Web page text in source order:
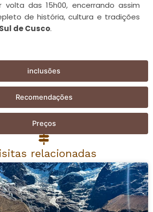
inclusões
Recomendações
Preços
volta das 15h00, encerrando assim
de história, cultura e tradições
de Cusco.
relacionadas